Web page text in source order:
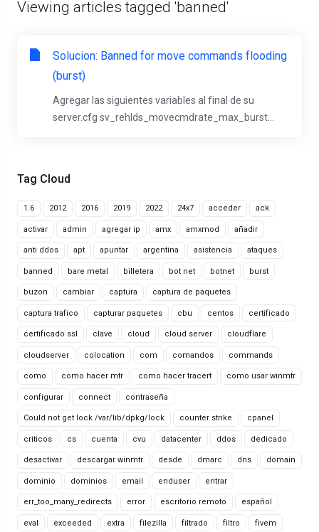
Tag Cloud
1.6 2012 2016 2019 2022 24x7 acceder ack
activar admin agregar ip amx amxmod añadir
anti ddos apt apuntar argentina asistencia ataques
banned bare metal billetera bot net botnet burst
buzon cambiar captura captura de paquetes
captura trafico capturar paquetes cbu centos certificado
certificado ssl clave cloud cloud server cloudflare
cloudserver colocation com comandos commands
como como hacer mtr como hacer tracert como usar winmtr
configurar connect contraseña
Could not get lock /var/lib/dpkg/lock counter strike cpanel
criticos cs cuenta cvu datacenter ddos dedicado
desactivar descargar winmtr desde dmarc dns domain
dominio dominios email enduser entrar
err_too_many_redirects error escritorio remoto español
eval exceeded extra filezilla filtrado filtro fivem
Viewing articles tagged 'banned'
Solucion: Banned for move commands flooding
(burst)
Agregar las siguientes variables al final de su
server.cfg sv_rehlds_movecmdrate_max_burst...